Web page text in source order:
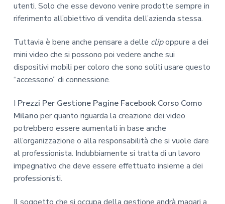
utenti. Solo che esse devono venire prodotte sempre in
riferimento all’obiettivo di vendita dell’azienda stessa.
Tuttavia è bene anche pensare a delle clipoppure a dei
mini video che si possono poi vedere anche sui
dispositivi mobili per coloro che sono soliti usare questo
“accessorio” di connessione.
I Prezzi Per Gestione Pagine Facebook Corso Como
Milanoper quanto riguarda la creazione dei video
potrebbero essere aumentati in base anche
all’organizzazione o alla responsabilità che si vuole dare
al professionista. Indubbiamente si tratta di un lavoro
impegnativo che deve essere effettuato insieme a dei
professionisti.